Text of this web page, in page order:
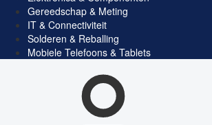
Gereedschap & Meting
IT & Connectiviteit
Solderen & Reballing
Mobiele Telefoons & Tablets